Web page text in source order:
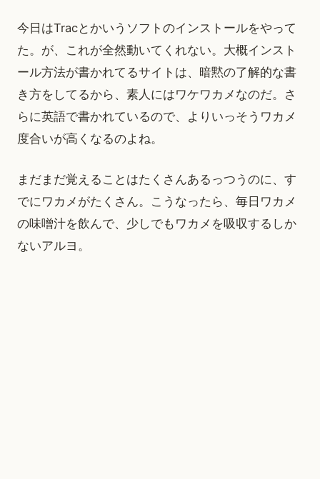
今日はTracとかいうソフトのインストールをやって
た。が、これが全然動いてくれない。大概インスト
ール方法が書かれてるサイトは、暗黙の了解的な書
き方をしてるから、素人にはワケワカメなのだ。さ
らに英語で書かれているので、よりいっそうワカメ
度合いが高くなるのよね。
まだまだ覚えることはたくさんあるっつうのに、す
でにワカメがたくさん。こうなったら、毎日ワカメ
の味噌汁を飲んで、少しでもワカメを吸収するしか
ないアルヨ。